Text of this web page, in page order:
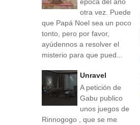
otra vez. Puede
que Papá Noel sea un poco
tonto, pero por favor,
ayúdennos a resolver el
misterio para que pued...
Unravel
A petición de
Gabu publico
unos juegos de
Rinnogogo , que se me